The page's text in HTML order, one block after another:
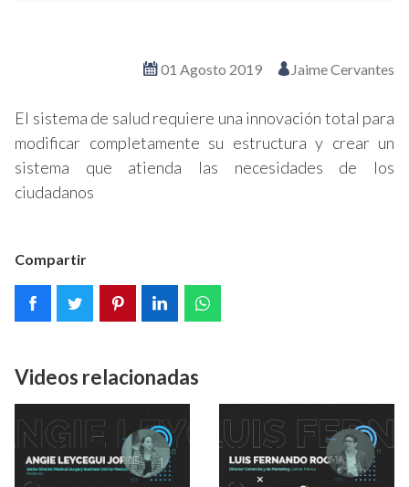
01 Agosto 2019 Jaime Cervantes
El sistema de salud requiere una innovación total para
modificar completamente su estructura y crear un
sistema que atienda las necesidades de los
ciudadanos
Compartir
Videos relacionadas